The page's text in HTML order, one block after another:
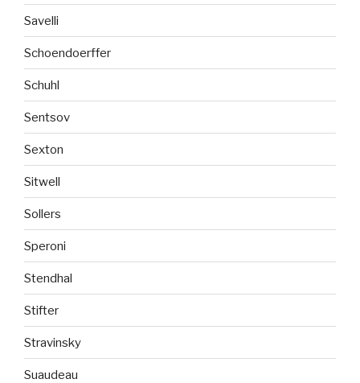
Savelli
Schoendoerffer
Schuhl
Sentsov
Sexton
Sitwell
Sollers
Speroni
Stendhal
Stifter
Stravinsky
Suaudeau